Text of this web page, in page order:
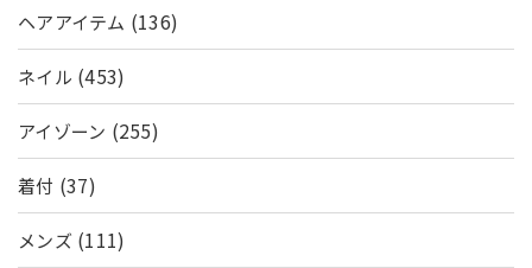
ヘアアイテム (136)
ネイル (453)
アイゾーン (255)
着付 (37)
メンズ (111)